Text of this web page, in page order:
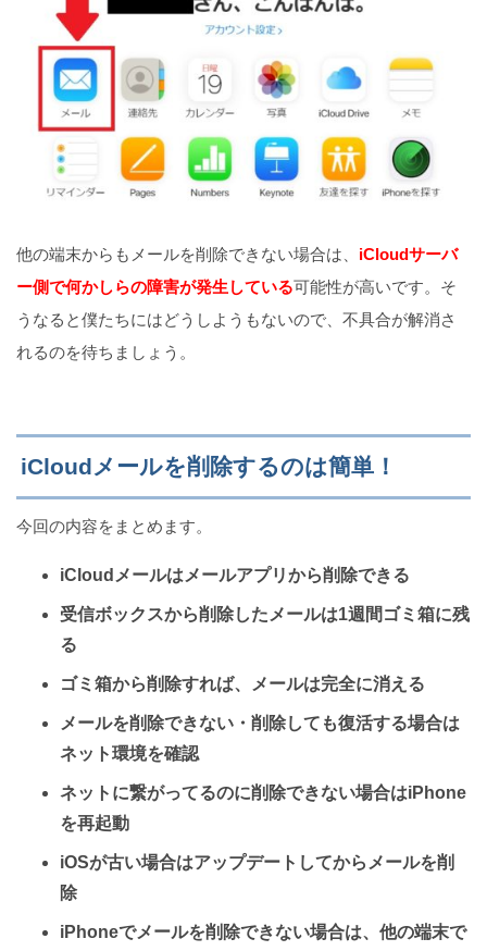
他の端末からもメールを削除できない場合は、 iCloudサーバ
ー側で何かしらの障害が発生している可能性が高いです。そ
うなると僕たちにはどうしようもないので、不具合が解消さ
れるのを待ちましょう。
iCloudメールを削除するのは簡単！
今回の内容をまとめます。
iCloudメールはメールアプリから削除できる
受信ボックスから削除したメールは1週間ゴミ箱に残
る
ゴミ箱から削除すれば、メールは完全に消える
メールを削除できない・削除しても復活する場合は
ネット環境を確認
ネットに繋がってるのに削除できない場合はiPhone
を再起動
iOSが古い場合はアップデートしてからメールを削
除
iPhoneでメールを削除できない場合は、他の端末で